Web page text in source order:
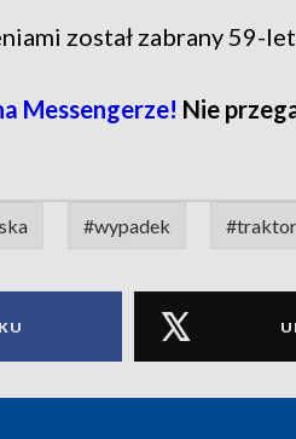
został zabrany 59-
Messengerze! Nie
#wypadek #traktor